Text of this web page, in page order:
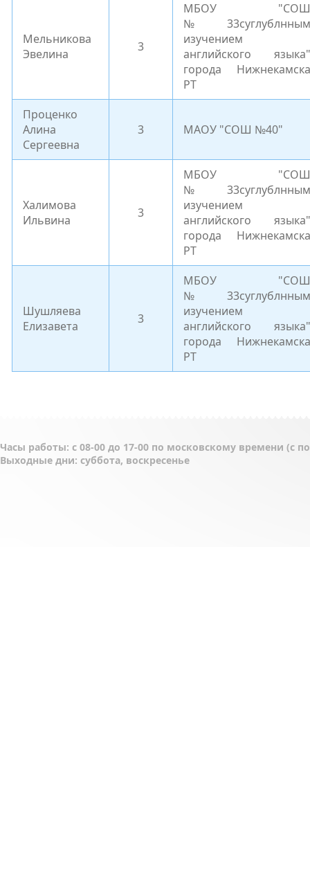
Мельникова
Эвелина
3
МБОУ "СОШ
№33суглублнным
изучением
английского языка"
города Нижнекамска
РТ
Проценко
Алина
Сергеевна
3 МАОУ "СОШ №40"
Халимова
Ильвина
3
МБОУ "СОШ
№33суглублнным
изучением
английского языка"
города Нижнекамска
РТ
Шушляева
Елизавета
3
МБОУ "СОШ
№33суглублнным
изучением
английского языка"
города Нижнекамска
РТ
Часы работы: с 08-00 до 17-00 по московскому времени (с
Выходные дни: суббота, воскресенье